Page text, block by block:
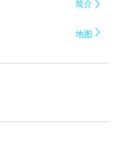
简介 
地图 